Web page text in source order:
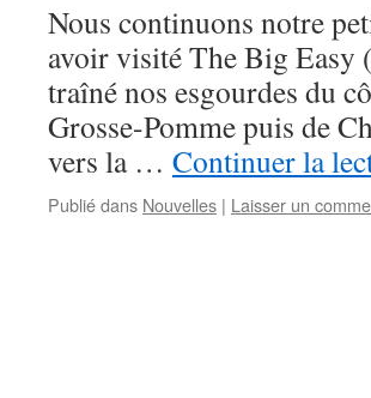
Nous continuons notre
avoir visité The Big
traîné nos esgourdes du
Grosse-Pomme puis de
vers la … Continuer la
Publié dans Nouvelles | Laisser un